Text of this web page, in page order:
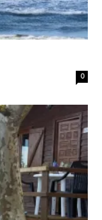
0